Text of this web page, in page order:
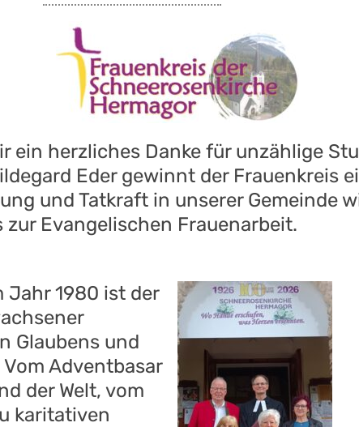
ein herzliches Danke für unzählige
Eder gewinnt der Frauenkreis
und Tatkraft in unserer Gemeinde
Evangelischen Frauenarbeit.
Jahr 1980 ist der
Glaubens und
Adventbasar
der Welt, vom
karitativen